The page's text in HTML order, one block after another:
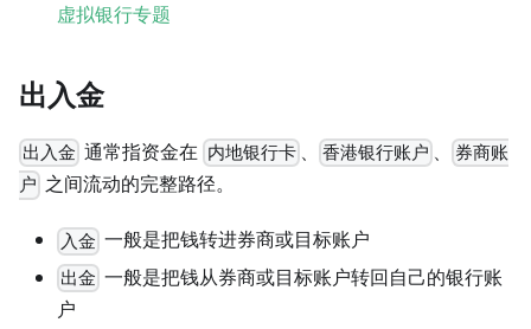
虚拟银行专题
出入金
出入金 通常指资金在 内地银行卡、 香港银行账户 、
券商账
户 之间流动的完整路径。
入金 一般是把钱转进券商或目标账户
出金 一般是把钱从券商或目标账户转回自己的银行账
户